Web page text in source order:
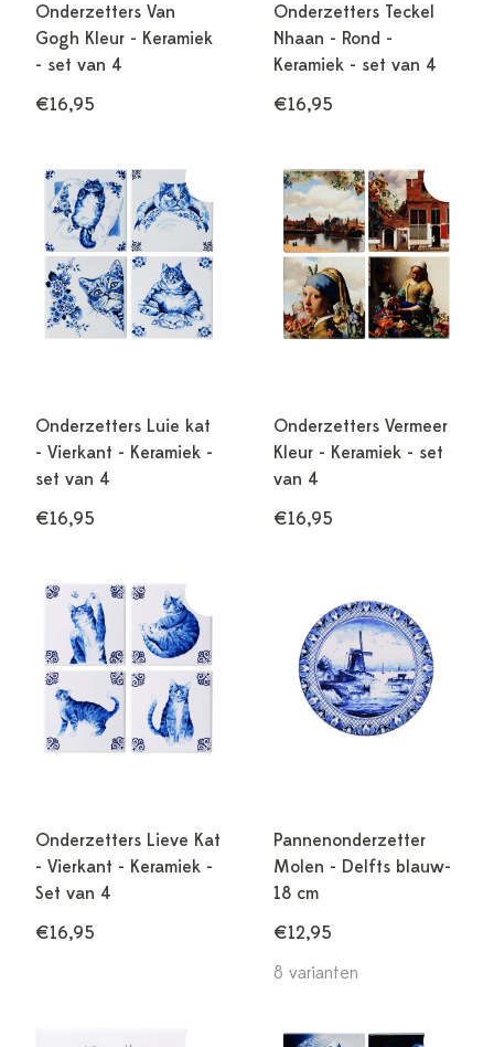
Onderzetters Van
Gogh Kleur - Keramiek
- set van 4
€16,95
Onderzetters Teckel
Nhaan - Rond -
Keramiek - set van 4
€16,95
Onderzetters Luie kat
- Vierkant - Keramiek -
set van 4
€16,95
Onderzetters Vermeer
Kleur - Keramiek - set
van 4
€16,95
Onderzetters Lieve Kat
- Vierkant - Keramiek -
Set van 4
€16,95
Pannenonderzetter
Molen - Delfts blauw-
18 cm
€12,95
8 varianten